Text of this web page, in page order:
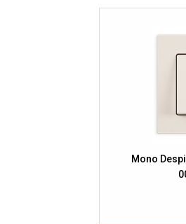
Mono